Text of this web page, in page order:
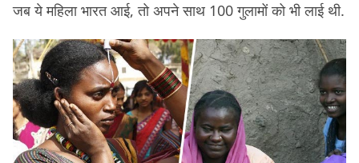
जब ये महिला भारत आई, तो अपने साथ 100 गुलामों को भी लाई थी.